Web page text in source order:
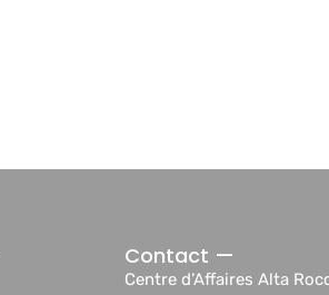
Contact —
Centre d’Affaires Alta